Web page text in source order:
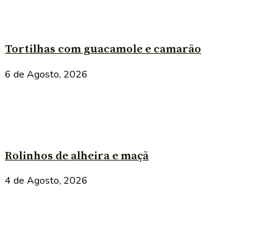
Tortilhas com guacamole e camarão
6 de Agosto, 2026
Rolinhos de alheira e maçã
4 de Agosto, 2026